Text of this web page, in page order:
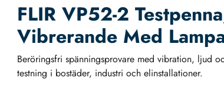
FLIR VP52-2
Vibrerande Med
Beröringsfri spänningsprovare med vibration, ljud
testning i bostäder, industri och elinstallationer.